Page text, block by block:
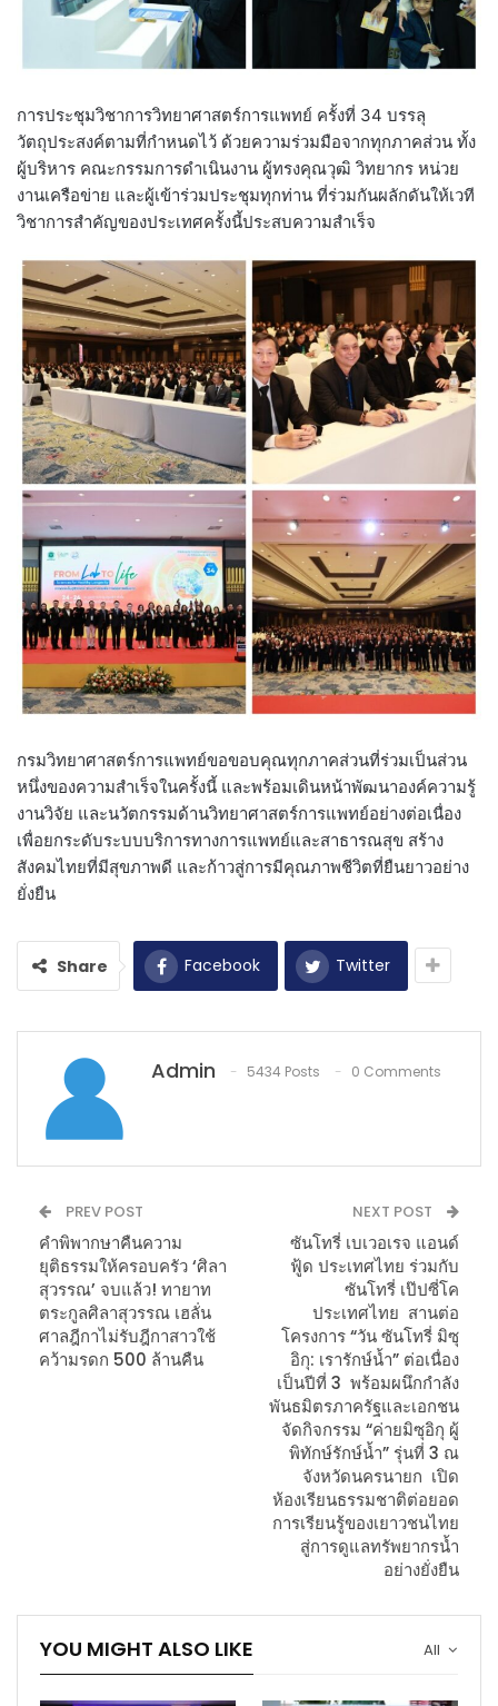
การประชุมวิชาการวิทยาศาสตร์การแพทย์ ครั้งที่ 34 บรรลุ
วัตถุประสงค์ตามที่กำหนดไว้ ด้วยความร่วมมือจากทุกภาคส่วน ทั้ง
ผู้บริหาร คณะกรรมการดำเนินงาน ผู้ทรงคุณวุฒิ วิทยากร หน่วย
งานเครือข่าย และผู้เข้าร่วมประชุมทุกท่าน ที่ร่วมกันผลักดันให้เวที
วิชาการสำคัญของประเทศครั้งนี้ประสบความสำเร็จ
กรมวิทยาศาสตร์การแพทย์ขอขอบคุณทุกภาคส่วนที่ร่วมเป็นส่วน
หนึ่งของความสำเร็จในครั้งนี้ และพร้อมเดินหน้าพัฒนาองค์ความรู้
งานวิจัย และนวัตกรรมด้านวิทยาศาสตร์การแพทย์อย่างต่อเนื่อง
เพื่อยกระดับระบบบริการทางการแพทย์และสาธารณสุข สร้าง
สังคมไทยที่มีสุขภาพดี และก้าวสู่การมีคุณภาพชีวิตที่ยืนยาวอย่าง
ยั่งยืน
Share Facebook Twitter
Admin 5434 Posts 0 Comments
PREV POST
คำพิพากษาคืนความ
ยุติธรรมให้ครอบครัว ‘ศิลา
สุวรรณ’ จบแล้ว! ทายาท
ตระกูลศิลาสุวรรณ เฮลั่น
ศาลฎีกาไม่รับฎีกาสาวใช้
คว้ามรดก 500 ล้านคืน
NEXT POST
ซันโทรี่ เบเวอเรจ แอนด์
ฟู้ด ประเทศไทย ร่วมกับ
ซันโทรี่ เป๊ปซี่โค
ประเทศไทย สานต่อ
โครงการ “วัน ซันโทรี่ มิซุ
อิกุ: เรารักษ์น้ำ” ต่อเนื่อง
เป็นปีที่ 3 พร้อมผนึกกำลัง
พันธมิตรภาครัฐและเอกชน
จัดกิจกรรม “ค่ายมิซุอิกุ ผู้
พิทักษ์รักษ์น้ำ” รุ่นที่ 3 ณ
จังหวัดนครนายก เปิด
ห้องเรียนธรรมชาติต่อยอด
การเรียนรู้ของเยาวชนไทย
สู่การดูแลทรัพยากรน้ำ
อย่างยั่งยืน
All
YOU MIGHT ALSO LIKE